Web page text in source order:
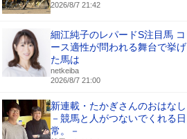
2026/8/7 21:42
細江純子のレパードS注目馬 コ
ース適性が問われる舞台で挙げ
た馬は
netkeiba
2026/8/7 21:00
新連載・たかぎさんのおはなし
－競馬と人がつないでくれる日
常。－